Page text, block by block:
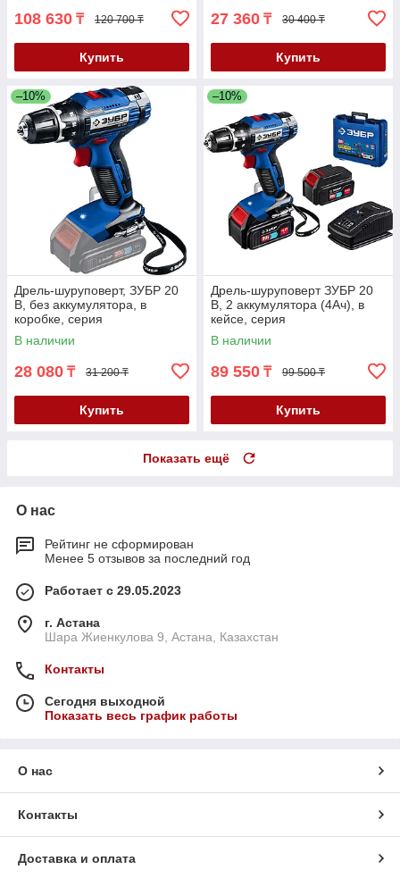
108 630 ₸ 120 700 ₸
Купить
27 360 ₸ 30 400 ₸
Купить
–10%
Дрель-шуруповерт, ЗУБР 20
В, без аккумулятора, в
коробке, серия
"Профессионал" (DL-201)
В наличии
28 080 ₸ 31 200 ₸
Купить
–10%
Дрель-шуруповерт ЗУБР 20
В, 2 аккумулятора (4Ач), в
кейсе, серия
"Профессионал" (DL-201-42)
В наличии
89 550 ₸ 99 500 ₸
Купить
Показать ещё
О нас
Рейтинг не сформирован
Менее 5 отзывов за последний год
Работает с 29.05.2023
г. Астана
Шара Жиенкулова 9, Астана, Казахстан
Контакты
Сегодня выходной
Показать весь график работы
О нас
Контакты
Доставка и оплата